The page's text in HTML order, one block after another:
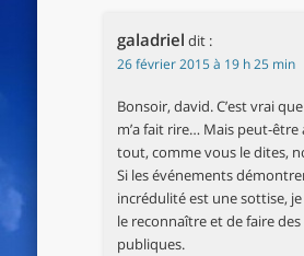
galadriel dit :
26 février 2015 à 19 h 25 min
Bonsoir, david. C’est vrai
m’a fait rire… Mais peut-être
tout, comme vous le dites,
Si les événements
incrédulité est une sottise,
le reconnaître et de faire des
publiques.